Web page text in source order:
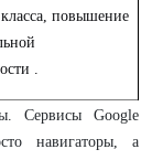
повышение
.
Сервисы Google
навигаторы, а